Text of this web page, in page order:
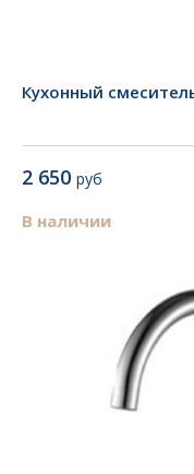
Кухонный
2 650 руб
В наличии